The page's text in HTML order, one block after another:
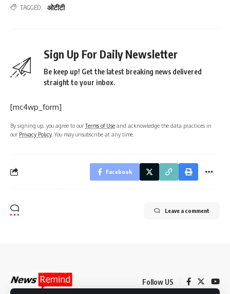
TAGGED: ओटीटी
Sign Up For Daily Newsletter
Be keep up! Get the latest breaking news delivered
straight to your inbox.
[mc4wp_form]
By signing up, you agree to ourTerms of Use and acknowledge the data practices in
our Privacy Policy. You may unsubscribe at any time.
Facebook
Leave a comment
Follow US